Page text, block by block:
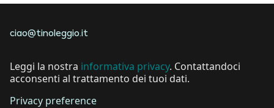
ciao@tinoleggio.it
Leggi la nostra informativa privacy. Contattandoci
acconsenti al trattamento dei tuoi dati.
Privacy preference